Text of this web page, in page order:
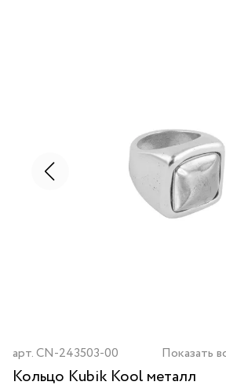
арт.CN-243503-00 Показать
Кольцо Kubik Kool металл